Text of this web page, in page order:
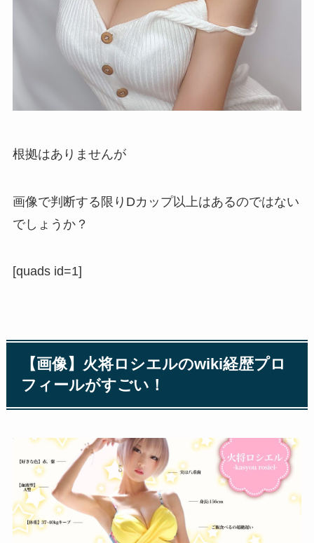
根拠はありませんが
画像で判断する限りDカップ以上はあるのではない
でしょうか？
[quads id=1]
【画像】火将ロシエルのwiki経歴プロ
フィールがすごい！